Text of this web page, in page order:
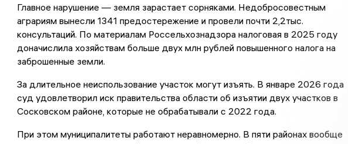
Главное нарушение — земля зарастает сорняками. Недобросовестным
аграриям вынесли 1341 предостережение и провели почти 2,2тыс.
консультаций. По материалам Россельхознадзора налоговая в 2025 году
доначислила хозяйствам больше двух млн рублей повышенного налога на
заброшенные земли.
За длительное неиспользование участок могут изъять. В январе 2026 года
суд удовлетворил иск правительства области об изъятии двух участков в
Сосковском районе, которые не обрабатывали с 2022 года.
При этом муниципалитеты работают неравномерно. В пяти районах вообще